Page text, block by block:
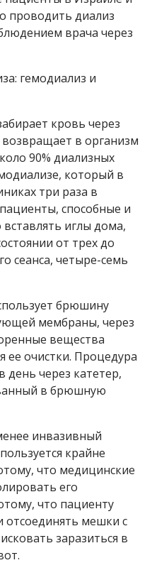
проводить диализ
врача через
гемодиализ и
кровь через
возвращает в организм
90% диализных
который в
три раза в
способные и
иглы дома,
от трех до
сеанса, четыре-семь
брюшину
мембраны, через
вещества
ее очистки. Процедура
день через катетер,
в брюшную
инвазивный
крайне
что медицинские
его
что пациенту
отсоединять мешки с
заразиться в